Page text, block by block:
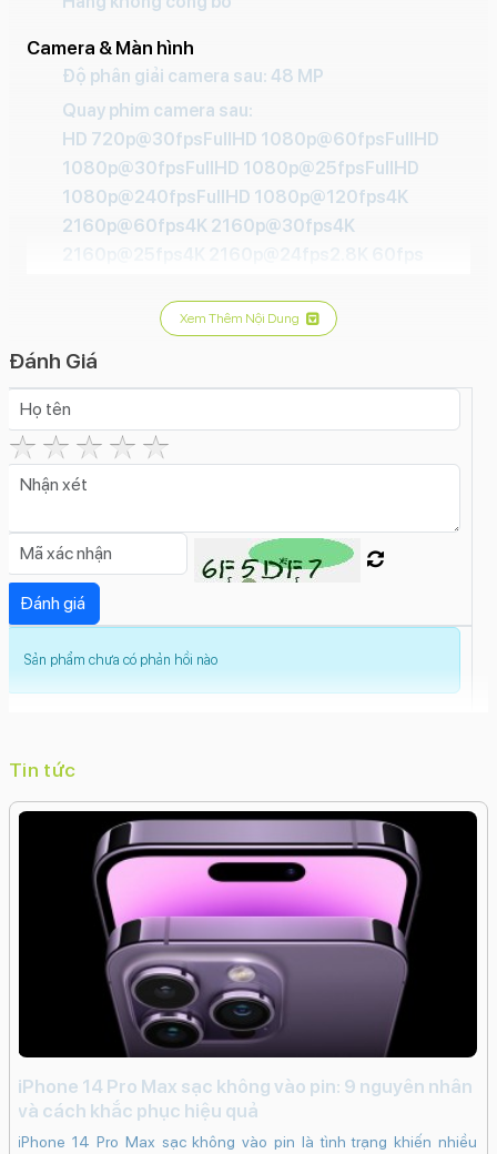
Camera & Màn hình
Độ phân giải camera sau: 48 MP
Quay phim camera sau:
HD 720p@30fpsFullHD 1080p@60fpsFullHD
1080p@30fpsFullHD 1080p@25fpsFullHD
1080p@240fpsFullHD 1080p@120fps4K
2160p@60fps4K 2160p@30fps4K
2160p@25fps4K 2160p@24fps2.8K 60fps
Tính năng camera sau:
khẩu độZoom quang họcZoom kỹ thuật sốXóa
phôngTự động lấy nét (AF)Trôi nhanh thời gian
(Time Lapse)Toàn cảnh (Panorama)Smart HDR
5Siêu độ phân giảiQuay video hiển thị képQuay
(Geotagging)Deep FusionChụp ảnh liên
tụcChống rung quang học (OIS)Chế độ hành
động (Action Mode)Ban đêm (Night
hiển thị képTrôi nhanh thời gian (Time
Lapse)Retina FlashQuay video HDQuay video Full
HDQuay video 4KQuay chậm (Slow Motion)Nhãn
dán (AR Stickers)Live PhotosDeep FusionChụp
ảnh liên tụcChụp đêmChống rung điện tử kỹ
thuật số (EIS)TrueDepthPhotonic Engine
Công nghệ màn hình:
OLED
Độ phân giải màn hình: Super Retina XDR (1260 x
2736 Pixels)
6.5" - Tần số quét
120 Hz
Độ sáng tối đa: 3000 nits
Xem Thêm Nội Dung
Đánh Giá
Sản phẩm chưa có phản hồi nào
Tin tức
iPhone 14 Pro Max sạc không vào pin: 9 nguyên nhân
và cách khắc phục hiệu quả
iPhone 14 Pro Max sạc không vào pin là tình trạng khiến nhiều